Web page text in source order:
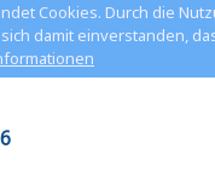
Cookies. Durch die
damit einverstanden,